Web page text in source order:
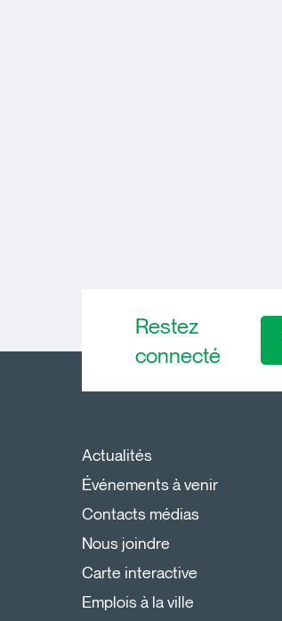
Restez
connecté
Actualités
Événements à venir
Contacts médias
Nous joindre
Carte interactive
Emplois à la ville